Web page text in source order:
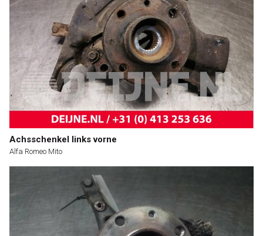
Achsschenkel links vorne
Alfa Romeo Mito